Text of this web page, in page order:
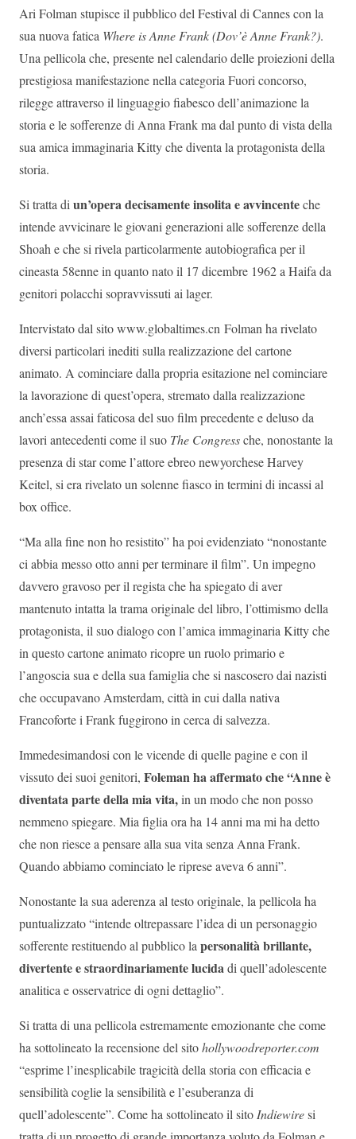
Ari Folman stupisce il pubblico del Festival di Cannes con la
sua nuova fatica Where is Anne Frank (Dov’è Anne Frank?).
Una pellicola che, presente nel calendario delle proiezioni della
prestigiosa manifestazione nella categoria Fuori concorso,
rilegge attraverso il linguaggio fiabesco dell’animazione la
storia e le sofferenze di Anna Frank ma dal punto di vista della
sua amica immaginaria Kitty che diventa la protagonista della
storia.
Si tratta di un’opera decisamente insolita e avvincenteche
intende avvicinare le giovani generazioni alle sofferenze della
Shoah e che si rivela particolarmente autobiografica per il
cineasta 58enne in quanto nato il 17 dicembre 1962 a Haifa da
genitori polacchi sopravvissuti ai lager.
Intervistato dal sito www.globaltimes.cn Folman ha rivelato
diversi particolari inediti sulla realizzazione del cartone
animato. A cominciare dalla propria esitazione nel cominciare
la lavorazione di quest’opera, stremato dalla realizzazione
anch’essa assai faticosa del suo film precedente e deluso da
lavori antecedenti come il suo The Congressche, nonostante la
presenza di star come l’attore ebreo newyorchese Harvey
Keitel, si era rivelato un solenne fiasco in termini di incassi al
box office.
“Ma alla fine non ho resistito” ha poi evidenziato “nonostante
ci abbia messo otto anni per terminare il film”. Un impegno
davvero gravoso per il regista che ha spiegato di aver
mantenuto intatta la trama originale del libro, l’ottimismo della
protagonista, il suo dialogo con l’amica immaginaria Kitty che
in questo cartone animato ricopre un ruolo primario e
l’angoscia sua e della sua famiglia che si nascosero dai nazisti
che occupavano Amsterdam, città in cui dalla nativa
Francoforte i Frank fuggirono in cerca di salvezza.
Immedesimandosi con le vicende di quelle pagine e con il
vissuto dei suoi genitori, Foleman ha affermato che “Anne è
diventata parte della mia vita,in un modo che non posso
nemmeno spiegare. Mia figlia ora ha 14 anni ma mi ha detto
che non riesce a pensare alla sua vita senza Anna Frank.
Quando abbiamo cominciato le riprese aveva 6 anni”.
Nonostante la sua aderenza al testo originale, la pellicola ha
puntualizzato “intende oltrepassare l’idea di un personaggio
sofferente restituendo al pubblico la personalità brillante,
divertente e straordinariamente lucidadi quell’adolescente
analitica e osservatrice di ogni dettaglio”.
Si tratta di una pellicola estremamente emozionante che come
ha sottolineato la recensione del sitohollywoodreporter.com
“esprime l’inesplicabile tragicità della storia con efficacia e
sensibilità coglie la sensibilità e l’esuberanza di
quell’adolescente”. Come ha sottolineato il sito Indiewiresi